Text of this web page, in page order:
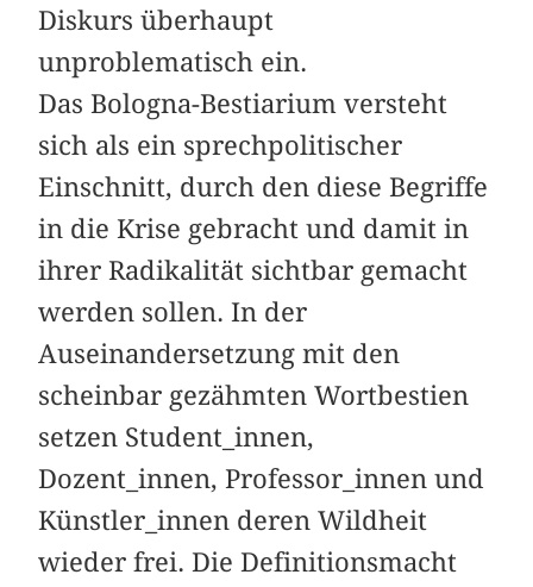
Diskurs überhaupt
unproblematisch ein.
Das Bologna-Bestiarium versteht
sich als ein sprechpolitischer
Einschnitt, durch den diese Begriffe
in die Krise gebracht und damit in
ihrer Radikalität sichtbar gemacht
werden sollen. In der
Auseinandersetzung mit den
scheinbar gezähmten Wortbestien
setzen Student_innen,
Dozent_innen, Professor_innen und
Künstler_innen deren Wildheit
wieder frei. Die Definitionsmacht